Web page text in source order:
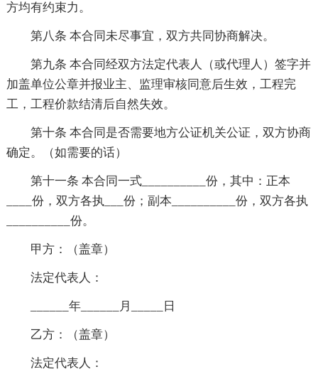
方均有约束力。
第八条 本合同未尽事宜，双方共同协商解决。
第九条 本合同经双方法定代表人（或代理人）签字并
加盖单位公章并报业主、监理审核同意后生效，工程完
工，工程价款结清后自然失效。
第十条 本合同是否需要地方公证机关公证，双方协商
确定。（如需要的话）
第十一条 本合同一式__________份，其中：正本
____份，双方各执___份；副本__________份，双方各执
__________份。
甲方：（盖章）
法定代表人：
______年______月_____日
乙方：（盖章）
法定代表人：